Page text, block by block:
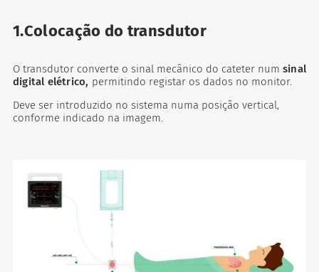
1.Colocação do transdutor
O transdutor converte o sinal mecânico do cateter num sinal
digital elétrico, permitindo registar os dados no monitor.
Deve ser introduzido no sistema numa posição vertical,
conforme indicado na imagem.